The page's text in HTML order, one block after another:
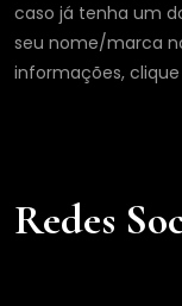
caso já tenha um
seu nome/marca
informações,
Redes